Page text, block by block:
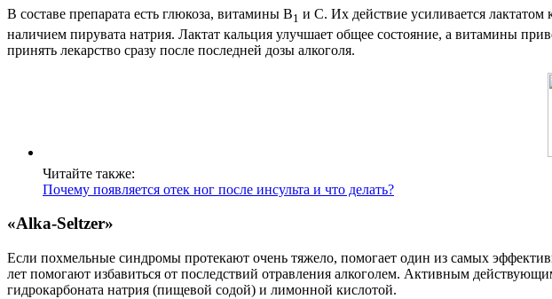
В составе препарата есть глюкоза, витамины В1 и С. Их действие усиливается
наличием пирувата натрия. Лактат кальция улучшает общее состояние, а витамины
принять лекарство сразу после последней дозы алкоголя.
Читайте также:
Почему появляется отек ног после инсульта и что делать?
«Alka-Seltzer»
Если похмельные синдромы протекают очень тяжело, помогает один из самых
лет помогают избавиться от последствий отравления алкоголем. Активным
гидрокарбоната натрия (пищевой содой) и лимонной кислотой.